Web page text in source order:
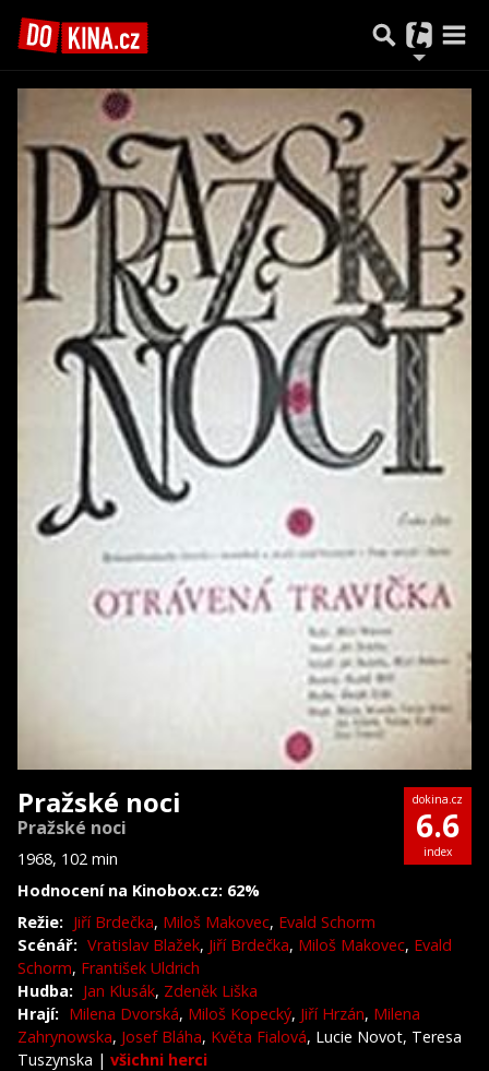
Pražské noci
Pražské noci
1968, 102 min
Hodnocení na Kinobox.cz: 62%
dokina.cz
6.6
index
Režie: Jiří Brdečka, Miloš Makovec, Evald Schorm
Scénář: Vratislav Blažek, Jiří Brdečka, Miloš Makovec, Evald
Schorm, František Uldrich
Hudba: Jan Klusák, Zdeněk Liška
Hrají: Milena Dvorská, Miloš Kopecký, Jiří Hrzán, Milena
Zahrynowska, Josef Bláha, Květa Fialová, Lucie Novot, Teresa
Tuszynska | všichni herci